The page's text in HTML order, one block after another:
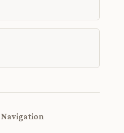
Navigation